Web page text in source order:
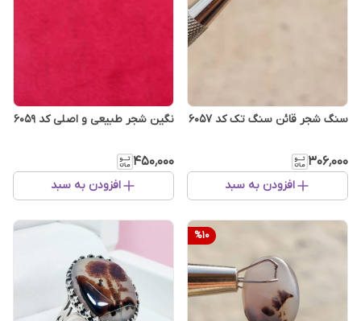
سنگ شجر قائن سنگ تک کد ۶۰۵۷
۳۰۶٬۰۰۰
افزودن به سبد
نگین شجر طبیعی و اصلی کد ۶۰۵۹
۴۵۰٬۰۰۰
افزودن به سبد
%10